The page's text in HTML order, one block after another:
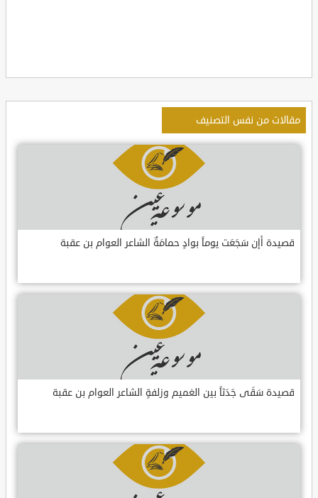
مقالات من نفس التصنيف
قصيدة أإن سَجَعَت يوماً بوادٍ حمامَةٌ الشاعر العوام بن عقبة
قصيدة سَقَى جَدَثاً بين الغميم وزلفةٍ الشاعر العوام بن عقبة